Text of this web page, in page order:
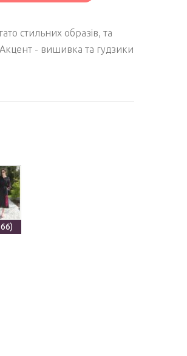
стильних образів, та
- вишивка та гудзики